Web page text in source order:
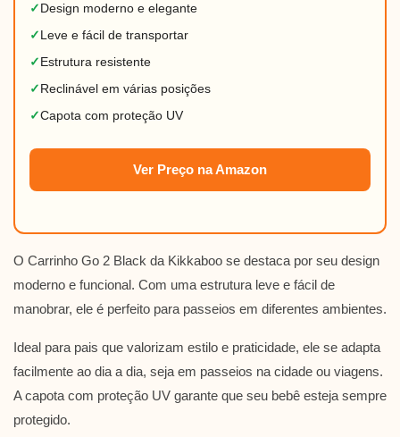
✓ Design moderno e elegante
✓
Leve e fácil de transportar
✓ Estrutura resistente
✓ Reclinável em várias posições
✓Capota com proteção UV
Ver Preço na Amazon
O Carrinho Go 2 Black da Kikkaboo se destaca por seu design
moderno e funcional. Com uma estrutura leve e fácil de
manobrar, ele é perfeito para passeios em diferentes ambientes.
Ideal para pais que valorizam estilo e praticidade, ele se adapta
facilmente ao dia a dia, seja em passeios na cidade ou viagens.
A capota com proteção UV garante que seu bebê esteja sempre
protegido.